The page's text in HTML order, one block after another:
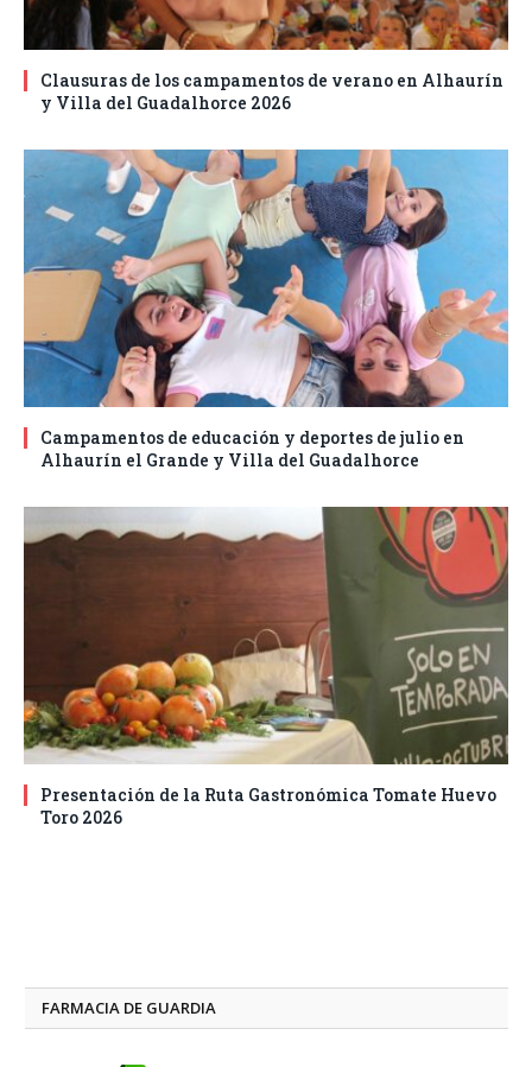
Clausuras de los campamentos de verano en Alhaurín
y Villa del Guadalhorce 2026
Campamentos de educación y deportes de julio en
Alhaurín el Grande y Villa del Guadalhorce
Presentación de la Ruta Gastronómica Tomate Huevo
Toro 2026
FARMACIA DE GUARDIA